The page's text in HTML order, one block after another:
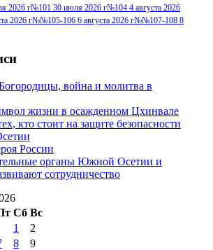
№96+97 30 июля
г
№97 30 июля 2015 г
2015 г
г(10)№98 5 июля 2014 г(10)
2013 г
г(14) №98+99 11 июля
№99 4 августа
№99 8 июля 2014 г
г(11)
г
(12)
2026 г№101 30 июля 2026 г№104 4 августа 2026
2026 г№№105-106 6 августа 2026 г№№107-108 8
война и молитва в
жизни в осажденном Цхинвале
кто стоит на защите безопасности
России
органы Южной Осетии и
сотрудничество
Сб Вс
1
2
8
9